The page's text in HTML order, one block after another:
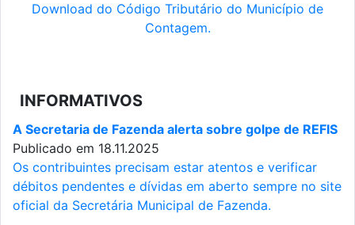
Download do Código Tributário do Município de
Contagem.
INFORMATIVOS
A Secretaria de Fazenda alerta sobre golpe de REFIS
Publicado em 18.11.2025
Os contribuintes precisam estar atentos e verificar
débitos pendentes e dívidas em aberto sempre no site
oficial da Secretária Municipal de Fazenda.